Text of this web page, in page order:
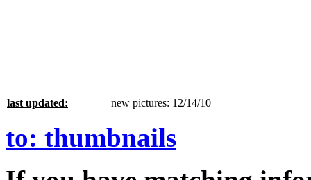
last updated: new pictures: 12/14/10
to: thumbnails